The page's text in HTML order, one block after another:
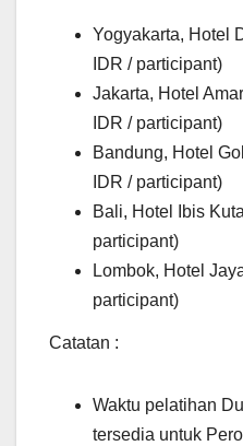
Yogyakarta, Hotel
IDR / participant)
Jakarta, Hotel
IDR / participant)
Bandung, Hotel
IDR / participant)
Bali, Hotel Ibis
participant)
Lombok, Hotel
participant)
Catatan :
Waktu pelatihan
tersedia untuk